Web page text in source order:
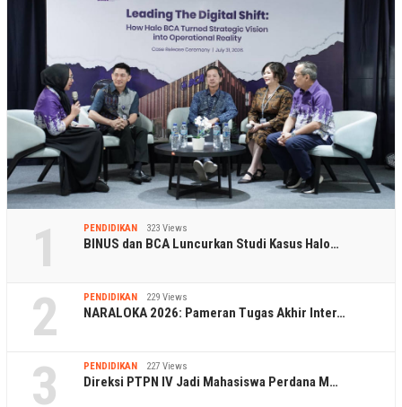
1 PENDIDIKAN 323 Views
BINUS dan BCA Luncurkan Studi Kasus Halo…
2 PENDIDIKAN 229 Views
NARALOKA 2026: Pameran Tugas Akhir Inter…
3 PENDIDIKAN 227 Views
Direksi PTPN IV Jadi Mahasiswa Perdana M…